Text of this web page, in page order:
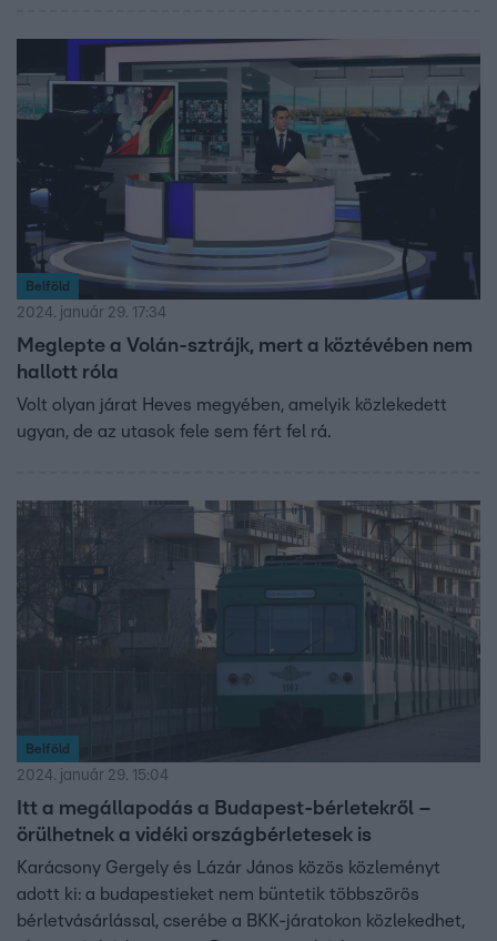
Belföld
2024. január 29. 17:34
Meglepte a Volán-sztrájk, mert a köztévében nem
hallott róla
Volt olyan járat Heves megyében, amelyik közlekedett
ugyan, de az utasok fele sem fért fel rá.
Belföld
2024. január 29. 15:04
Itt a megállapodás a Budapest-bérletekről –
örülhetnek a vidéki országbérletesek is
Karácsony Gergely és Lázár János közös közleményt
adott ki: a budapestieket nem büntetik többszörös
bérletvásárlással, cserébe a BKK-járatokon közlekedhet,